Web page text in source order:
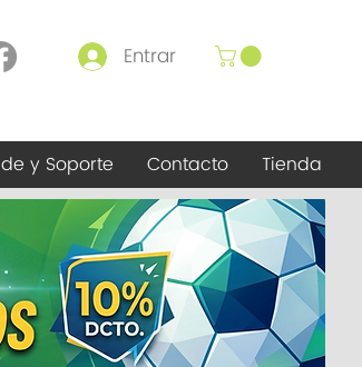
Entrar
y Soporte Contacto Tienda